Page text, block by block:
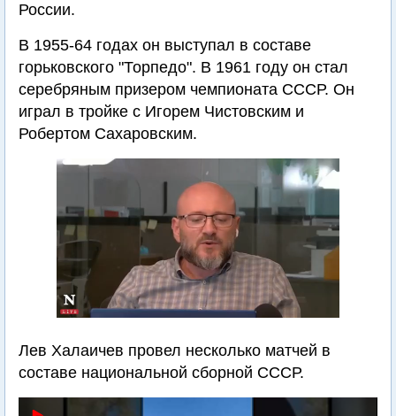
России.
В 1955-64 годах он выступал в составе
горьковского "Торпедо". В 1961 году он стал
серебряным призером чемпионата СССР. Он
играл в тройке с Игорем Чистовским и
Робертом Сахаровским.
Лев Халаичев провел несколько матчей в
составе национальной сборной СССР.